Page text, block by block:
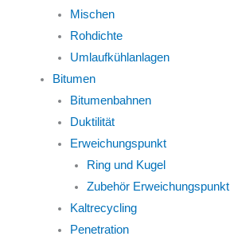
Mischen
Rohdichte
Umlaufkühlanlagen
Bitumen
Bitumenbahnen
Duktilität
Erweichungspunkt
Ring und Kugel
Zubehör Erweichungspunkt
Kaltrecycling
Penetration